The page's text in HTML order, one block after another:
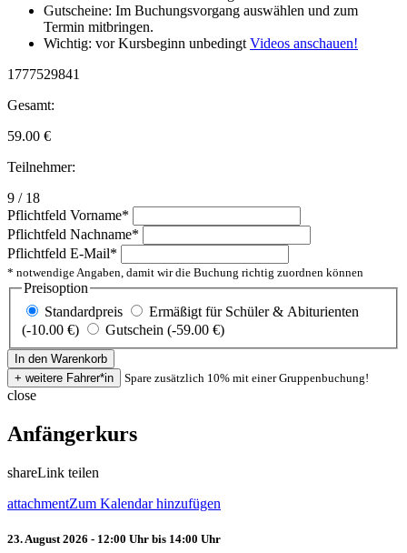
Gutscheine: Im Buchungsvorgang auswählen und zum
Termin mitbringen.
Wichtig: vor Kursbeginn unbedingtVideos anschauen!
1777529841
Gesamt:
59.00 €
Teilnehmer:
9 / 18
Pflichtfeld Vorname*
Pflichtfeld Nachname*
Pflichtfeld E-Mail*
* notwendige Angaben, damit wir die Buchung richtig zuordnen können
Preisoption
Standardpreis
Ermäßigt für Schüler & Abiturienten
(-10.00 €)
Gutschein (-59.00 €)
Spare zusätzlich 10% mit einer Gruppenbuchung!
close
Anfängerkurs
shareLink teilen
attachmentZum Kalendar hinzufügen
23. August 2026 - 12:00 Uhr bis 14:00 Uhr